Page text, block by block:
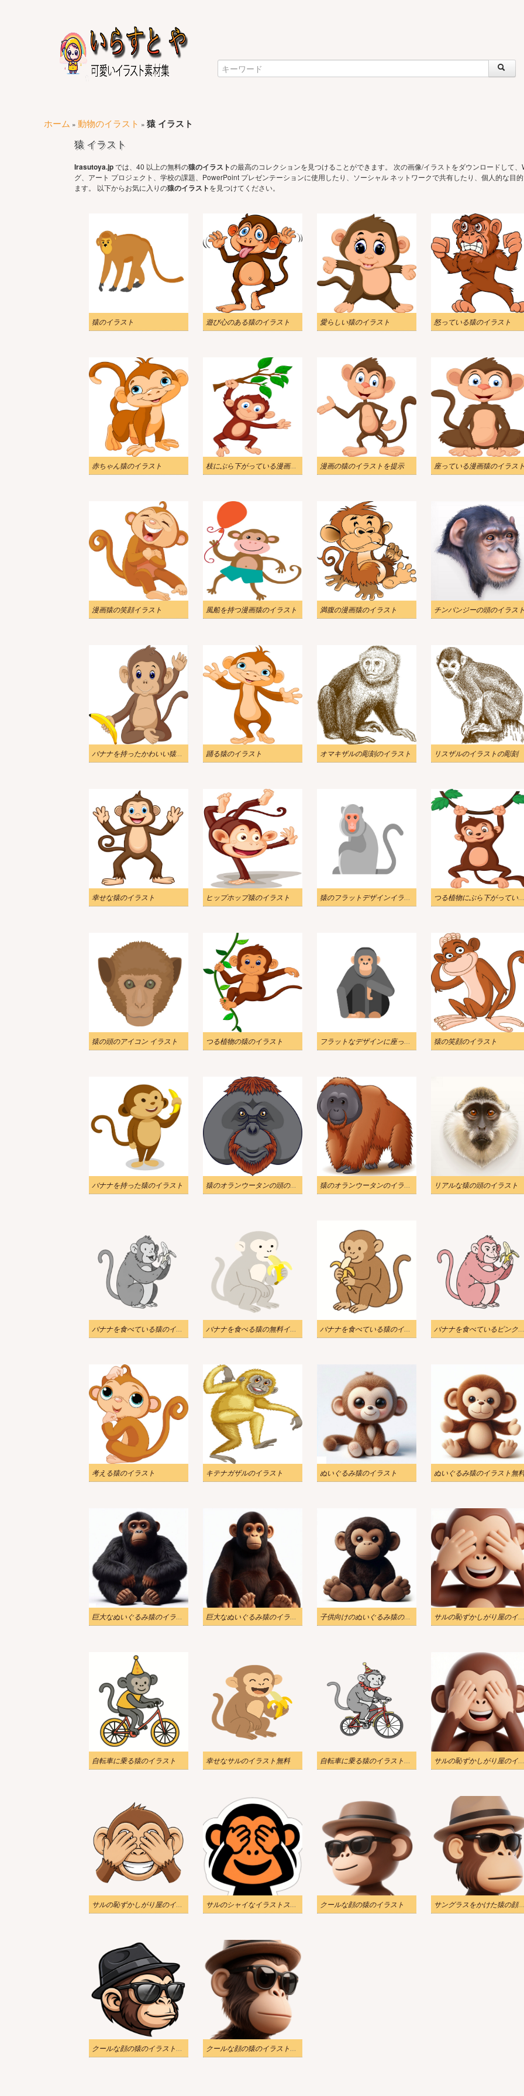
ホーム » 動物のイラスト » 猿 イラスト
猿 イラスト
Irasutoya.jpでは、40 以上の無料の猿のイラストの最高のコレクションを見つけることができます。 次の画像/イラストをダウンロードして
グ、アート プロジェクト、学校の課題、PowerPoint プレゼンテーションに使用したり、ソーシャル ネットワークで共有したり、個人的な目
ます。 以下からお気に入りの猿のイラストを見つけてください。
猿のイラスト 遊び心のある猿のイラスト 愛らしい猿のイラスト 怒っている猿のイラスト
赤ちゃん猿のイラスト 枝にぶら下がっている漫画猿のイラスト 漫画の猿のイラストを提示 座っている漫画猿のイラス
漫画猿の笑顔イラスト 風船を持つ漫画猿のイラスト 満腹の漫画猿のイラスト チンパンジーの頭のイラス
バナナを持ったかわいい猿のイラスト 踊る猿のイラスト オマキザルの彫刻のイラスト リスザルのイラストの彫刻
幸せな猿のイラスト ヒップホップ猿のイラスト 猿のフラットデザインイラスト つる植物にぶら下がっている猿のイラスト
猿の頭のアイコン イラスト つる植物の猿のイラスト フラットなデザインに座っている猿のイラスト 猿の笑顔のイラスト
バナナを持った猿のイラスト 猿のオランウータンの頭のイラスト 猿のオランウータンのイラスト リアルな猿の頭のイラスト
バナナを食べている猿のイラスト バナナを食べる猿の無料イラスト バナナを食べている猿のイラストをダウンロード バナナを食べているピンクの猿のイラスト
考える猿のイラスト キテナガザルのイラスト ぬいぐるみ猿のイラスト ぬいぐるみ猿のイラスト無
巨大なぬいぐるみ猿のイラスト 巨大なぬいぐるみ猿のイラスト無料 子供向けのぬいぐるみ猿のイラスト サルの恥ずかしがり屋のイラスト
自転車に乗る猿のイラスト 幸せなサルのイラスト無料 自転車に乗る猿のイラスト無料 サルの恥ずかしがり屋のイラスト画像
サルの恥ずかしがり屋のイラスト無料 サルのシャイなイラストステッカー クールな顔の猿のイラスト サングラスをかけた猿の顔のイラスト
クールな顔の猿のイラスト画像 クールな顔の猿のイラスト無料